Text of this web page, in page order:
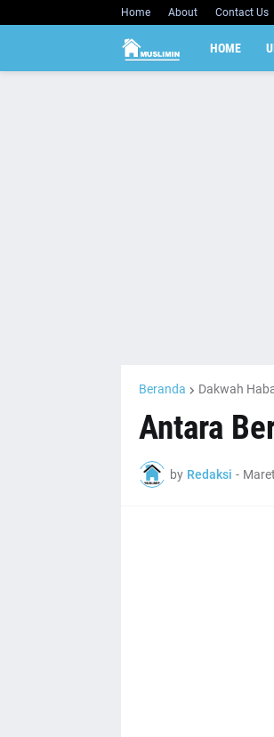
Home About Contact Us
HOME
Beranda Dakwah
Antara
by Redaksi -